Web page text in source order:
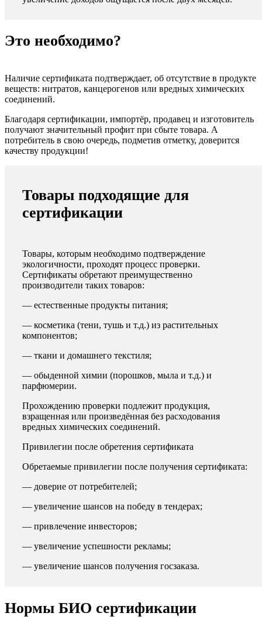
Это необходимо?
Наличие сертификата подтверждает, об отсутствие в продукте
веществ: нитратов, канцерогенов или вредных химических
соединений.
Благодаря сертификации, импортёр, продавец и изготовитель
получают значительный профит при сбыте товара. А
потребитель в свою очередь, подметив отметку, доверится
качеству продукции!
Товары подходящие для
сертификации
Товары, которым необходимо подтверждение
экологичности, проходят процесс проверки.
Сертификаты обретают преимущественно
производители таких товаров:
— естественные продукты питания;
— косметика (тени, тушь и т.д.) из растительных
компонентов;
— ткани и домашнего текстиля;
— обыденной химии (порошков, мыла и т.д.) и
парфюмерии.
Прохождению проверки подлежит продукция,
взращенная или произведённая без расходования
вредных химических соединений.
Привилегии после обретения сертификата
Обретаемые привилегии после получения сертификата:
— доверие от потребителей;
— увеличение шансов на победу в тендерах;
— привлечение инвесторов;
— увеличение успешности рекламы;
— увеличение шансов получения госзаказа.
Нормы БИО сертификации